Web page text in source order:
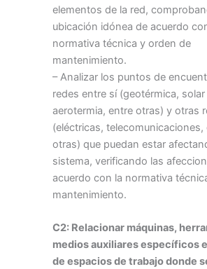
elementos de la red,
ubicación idónea de acuerdo
normativa técnica y orden de
mantenimiento.
– Analizar los puntos de
redes entre sí (geotérmica,
aerotermia, entre otras) y otras
(eléctricas, telecomunicaciones,
otras) que puedan estar
sistema, verificando las
acuerdo con la normativa
mantenimiento.
C2: Relacionar máquinas,
medios auxiliares específicos
de espacios de trabajo donde